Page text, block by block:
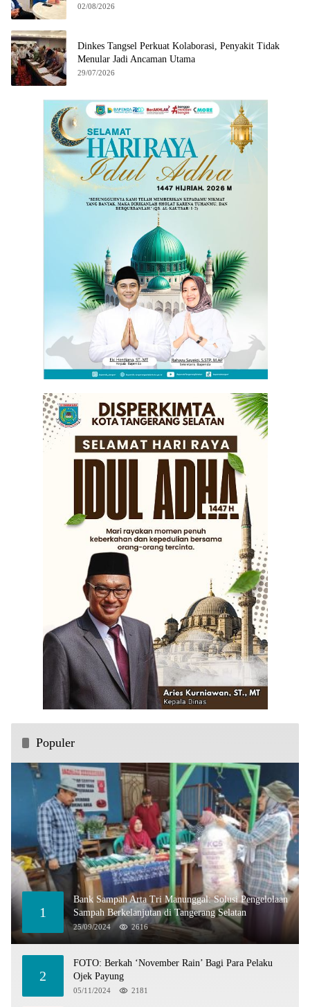
02/08/2026
Dinkes Tangsel Perkuat Kolaborasi, Penyakit Tidak
Menular Jadi Ancaman Utama
29/07/2026
Populer
1
Bank Sampah Arta Tri Manunggal: Solusi Pengelolaan
Sampah Berkelanjutan di Tangerang Selatan
25/09/2024 2616
2
FOTO: Berkah ‘November Rain’ Bagi Para Pelaku
Ojek Payung
05/11/2024 2181